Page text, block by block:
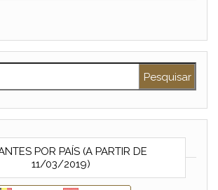
POR PAÍS (A PARTIR DE
11/03/2019)